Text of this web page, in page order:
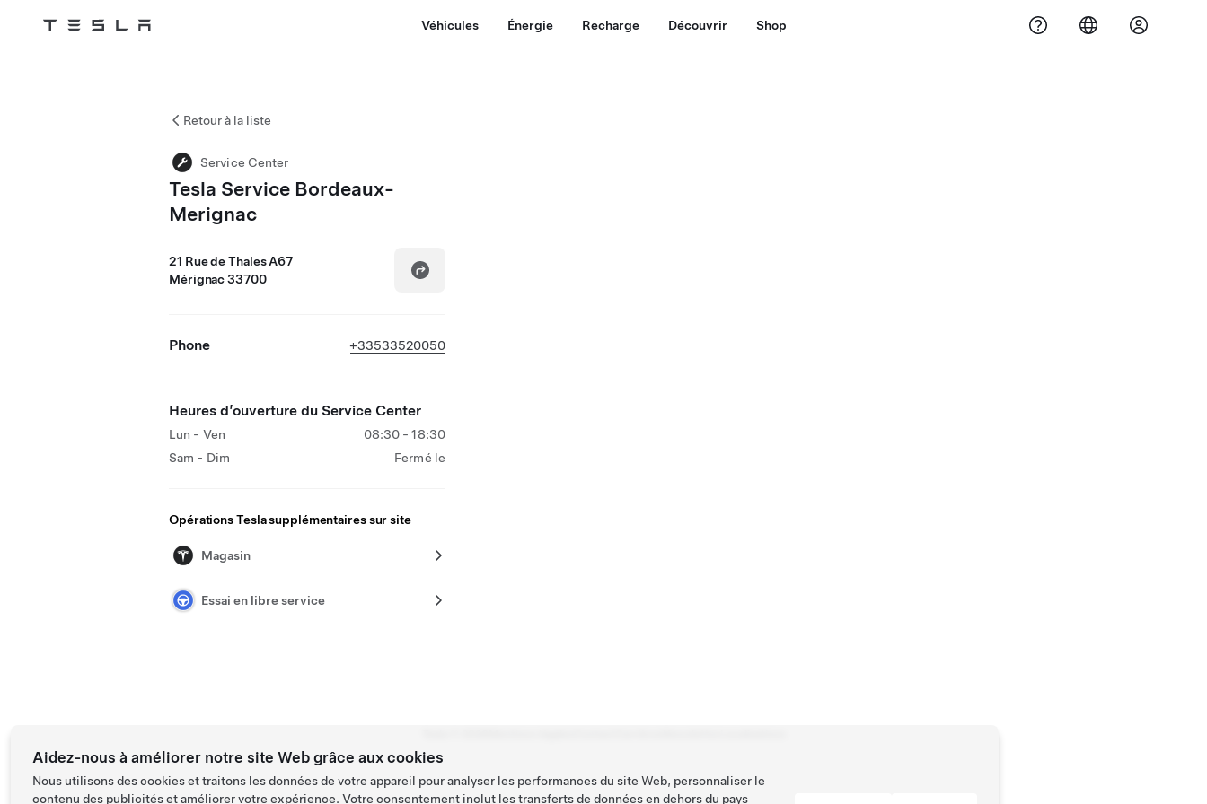
Tesla Véhicules Énergie Recharge Découvrir Shop
Retour à la liste
Service Center
Tesla Service Bordeaux-
Merignac
21 Rue de Thales A67
Mérignac 33700
Phone +33533520050
Heures d’ouverture du Service Center
Lun - Ven
08:30 - 18:30
Sam - Dim
Fermé le
Opérations Tesla supplémentaires sur site
Magasin
Essai en libre service
Aidez-nous à améliorer notre site Web grâce aux cookies
Nous utilisons des cookies et traitons les données de votre appareil pour analyser les performances du site Web, personnaliser le
contenu des publicités et améliorer votre expérience. Votre consentement inclut les transferts de données en dehors du pays